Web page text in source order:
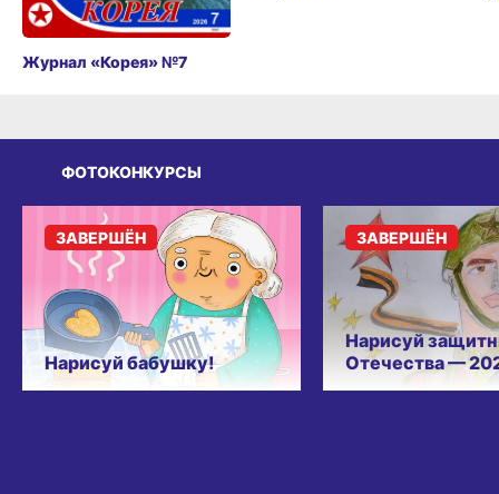
Журнал «Корея» №7
ФОТОКОНКУРСЫ
Нарисуй бабушку!
ЗАВЕРШЁН
Нарисуй
Отечества —
ЗАВЕРШЁН